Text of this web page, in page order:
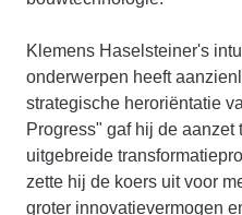
Klemens Haselsteiner's
onderwerpen heeft
strategische heroriëntatie
Progress" gaf hij de aanzet
uitgebreide
zette hij de koers uit voor
groter innovatievermogen